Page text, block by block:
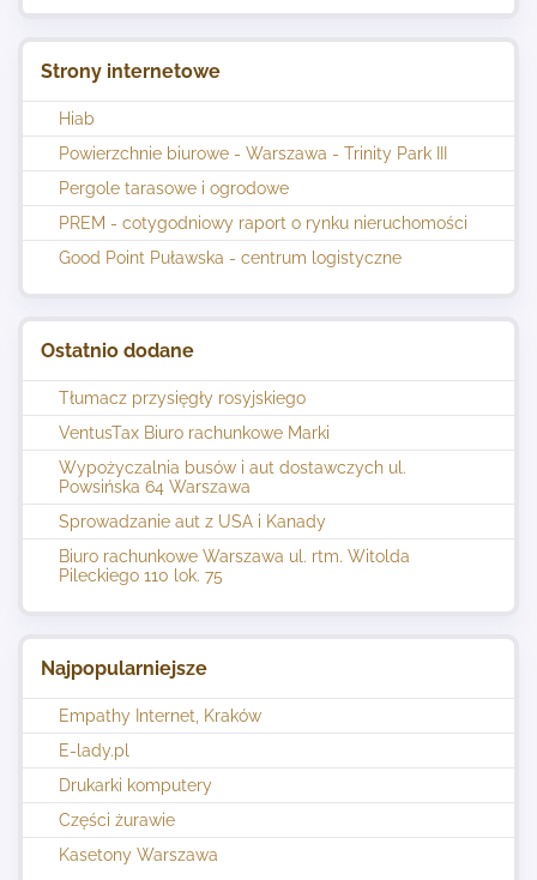
Strony internetowe
Hiab
Powierzchnie biurowe - Warszawa - Trinity Park III
Pergole tarasowe i ogrodowe
PREM - cotygodniowy raport o rynku nieruchomości
Good Point Puławska - centrum logistyczne
Ostatnio dodane
Tłumacz przysięgły rosyjskiego
VentusTax Biuro rachunkowe Marki
Wypożyczalnia busów i aut dostawczych ul.
Powsińska 64 Warszawa
Sprowadzanie aut z USA i Kanady
Biuro rachunkowe Warszawa ul. rtm. Witolda
Pileckiego 110 lok. 75
Najpopularniejsze
Empathy Internet, Kraków
E-lady.pl
Drukarki komputery
Części żurawie
Kasetony Warszawa